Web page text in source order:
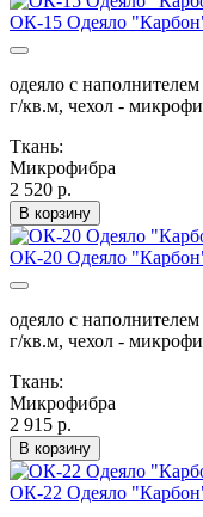
ОК-15 Одеяло "Карбон"
одеяло с
г/кв.м, чехол -
Ткань:
Микрофибра
2 520 р.
В корзину
ОК-20 Одеяло "Карбон"
одеяло с
г/кв.м, чехол -
Ткань:
Микрофибра
2 915 р.
В корзину
ОК-22 Одеяло "Карбон"